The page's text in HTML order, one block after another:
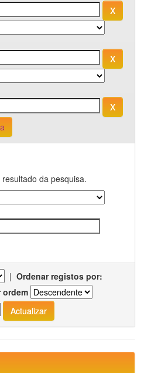
da pesquisa.
| Ordenar registos por:
ordem